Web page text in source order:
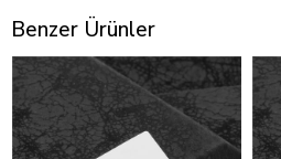
Benzer Ürünler